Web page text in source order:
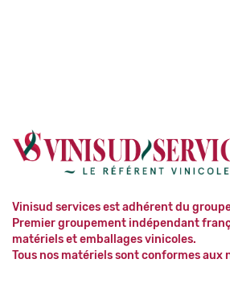
Vinisud services est adhérent du
Premier groupement indépendant
matériels et emballages vinicoles.
Tous nos matériels sont conformes aux